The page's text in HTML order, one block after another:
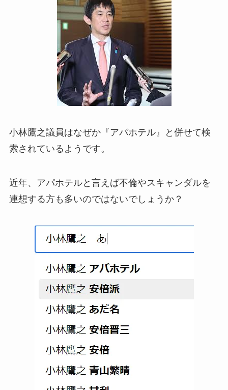
小林鷹之議員はなぜか『アパホテル』と併せて検
索されているようです。
近年、アパホテルと言えば不倫やスキャンダルを
連想する方も多いのではないでしょうか？